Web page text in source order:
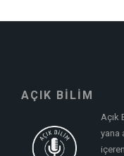
AÇIK BİLİM
Açık
yana